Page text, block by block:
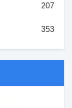
207
353